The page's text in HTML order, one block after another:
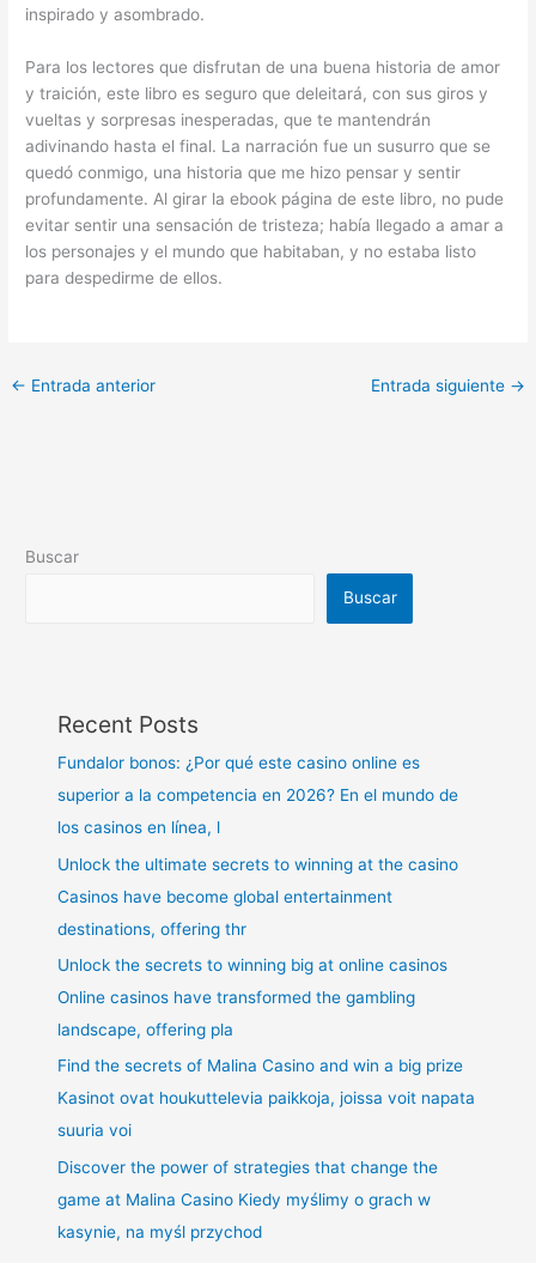
inspirado y asombrado.
Para los lectores que disfrutan de una buena historia de amor
y traición, este libro es seguro que deleitará, con sus giros y
vueltas y sorpresas inesperadas, que te mantendrán
adivinando hasta el final. La narración fue un susurro que se
quedó conmigo, una historia que me hizo pensar y sentir
profundamente. Al girar la ebook página de este libro, no pude
evitar sentir una sensación de tristeza; había llegado a amar a
los personajes y el mundo que habitaban, y no estaba listo
para despedirme de ellos.
← Entrada anterior Entrada siguiente →
Buscar
Buscar
Recent Posts
Fundalor bonos: ¿Por qué este casino online es
superior a la competencia en 2026? En el mundo de
los casinos en línea, l
Unlock the ultimate secrets to winning at the casino
Casinos have become global entertainment
destinations, offering thr
Unlock the secrets to winning big at online casinos
Online casinos have transformed the gambling
landscape, offering pla
Find the secrets of Malina Casino and win a big prize
Kasinot ovat houkuttelevia paikkoja, joissa voit napata
suuria voi
Discover the power of strategies that change the
game at Malina Casino Kiedy myślimy o grach w
kasynie, na myśl przychod